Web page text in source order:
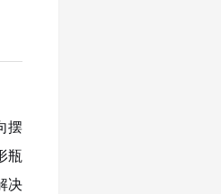
摆
瓶
决